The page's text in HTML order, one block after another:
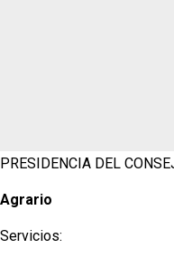
PRESIDENCIA DEL
Agrario
Servicios: